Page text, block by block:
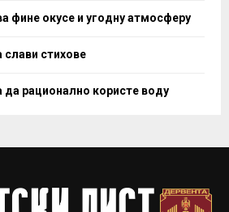
фине окусе и угодну атмосферу
слави стихове
рационално користе воду